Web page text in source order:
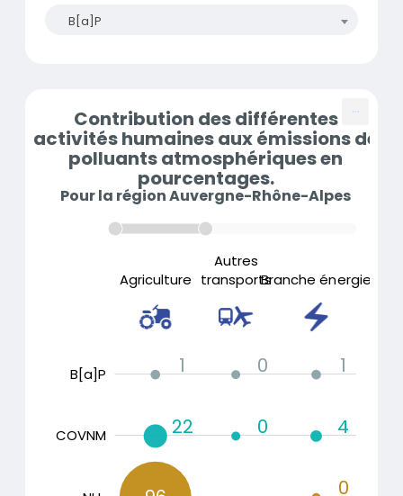
B[a]P
Contribution des différentes
activités humaines aux émissions de
polluants atmosphériques en
pourcentages.
Pour la région Auvergne-Rhône-Alpes
1 0 1
22 0 4
0
B[a]P
COVNM
Autres
transports
Agriculture Branche énergie
branche énergie)
Tertiaire
Autres
transports
Déchets
...